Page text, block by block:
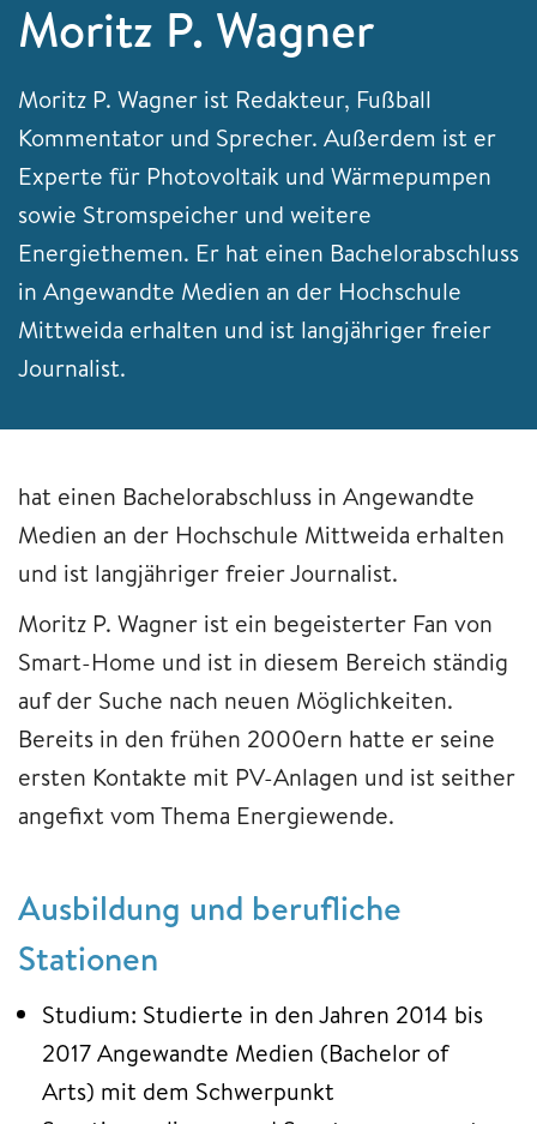
Moritz P. Wagner
Moritz P. Wagner ist Redakteur, Fußball
Kommentator und Sprecher. Außerdem ist er
Experte für Photovoltaik und Wärmepumpen
sowie Stromspeicher und weitere
Energiethemen. Er hat einen Bachelorabschluss
in Angewandte Medien an der Hochschule
Mittweida erhalten und ist langjähriger freier
Journalist.
hat einen Bachelorabschluss in Angewandte
Medien an der Hochschule Mittweida erhalten
und ist langjähriger freier Journalist.
Moritz P. Wagner ist ein begeisterter Fan von
Smart-Home und ist in diesem Bereich ständig
auf der Suche nach neuen Möglichkeiten.
Bereits in den frühen 2000ern hatte er seine
ersten Kontakte mit PV-Anlagen und ist seither
angefixt vom Thema Energiewende.
Ausbildung und berufliche
Stationen
Studium: Studierte in den Jahren 2014 bis
2017 Angewandte Medien (Bachelor of
Arts) mit dem Schwerpunkt